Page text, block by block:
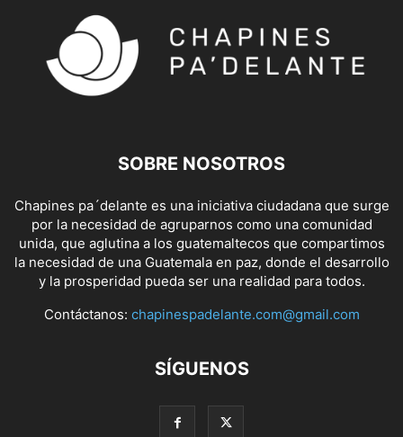
SOBRE NOSOTROS
Chapines pa´delante es una iniciativa ciudadana que surge
por la necesidad de agruparnos como una comunidad
unida, que aglutina a los guatemaltecos que compartimos
la necesidad de una Guatemala en paz, donde el desarrollo
y la prosperidad pueda ser una realidad para todos.
Contáctanos: chapinespadelante.com@gmail.com
SÍGUENOS